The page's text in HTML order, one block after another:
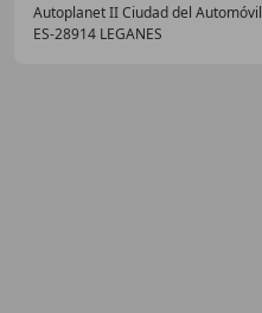
Autoplanet II Ciudad del Automóvil
ES-28914 LEGANES